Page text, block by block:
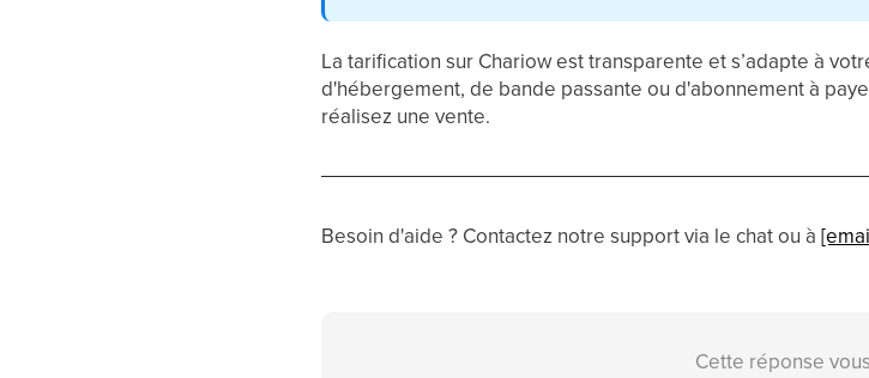
La tarification sur Chariow est transparente et s’adapte à
d'hébergement, de bande passante ou d'abonnement à
réalisez une vente.
Besoin d'aide ? Contactez notre support via le chat ou à
Cette réponse